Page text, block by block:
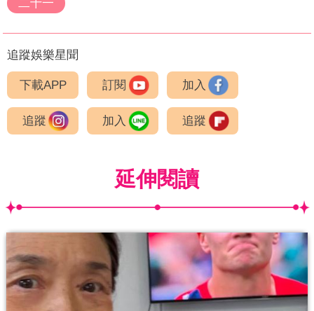
二十一
追蹤娛樂星聞
下載APP 訂閱 加入
追蹤 加入 追蹤
延伸閱讀